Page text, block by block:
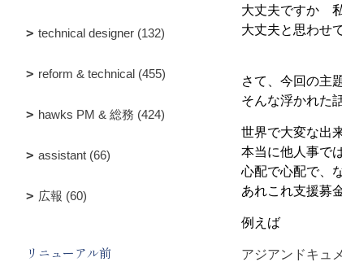
大丈夫ですか
大丈夫と思わせ
さて、今回の主
そんな浮かれた
世界で大変な出
本当に他人事で
心配で心配で、
あれこれ支援募
例えば
アジアンドキュ
technical designer (132)
reform & technical (455)
hawks PM & 総務 (424)
assistant (66)
広報 (60)
リニューアル前